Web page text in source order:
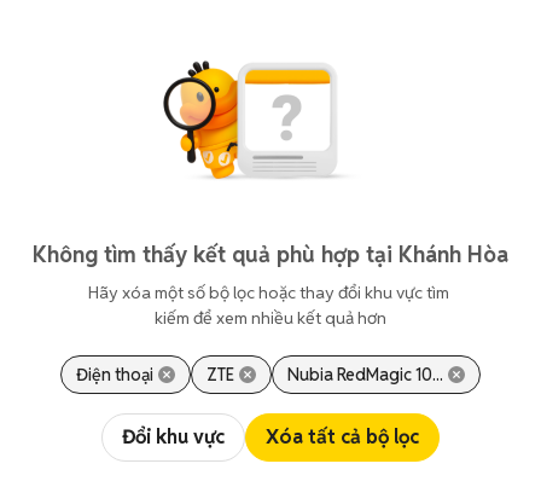
Không tìm thấy kết quả phù hợp tại Khánh Hòa
Hãy xóa một số bộ lọc hoặc thay đổi khu vực tìm
kiếm để xem nhiều kết quả hơn
Điện thoại ZTE Nubia RedMagic 10...
Đổi khu vực Xóa tất cả bộ lọc